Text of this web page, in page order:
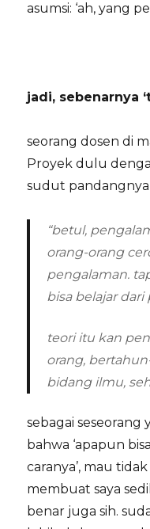
asumsi: ‘ah, yang
jadi, sebenarnya
seorang dosen di
Proyek dulu
sudut
“betul,
orang-orang
pengalaman.
bisa belajar dari
teori itu kan
orang,
bidang ilmu,
sebagai
bahwa ‘apapun
caranya’, mau
membuat saya
benar juga sih.